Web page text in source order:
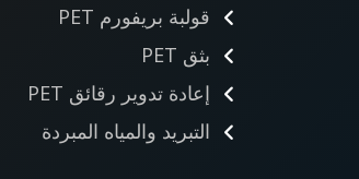
قولبة بريفورم PET
بثق PET
إعادة تدوير رقائق PET
التبريد والمياه المبردة